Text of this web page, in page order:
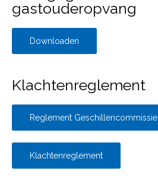
gastouderopvang
Downloaden
Klachtenreglement
Reglement Geschillencommissie
Klachtenreglement